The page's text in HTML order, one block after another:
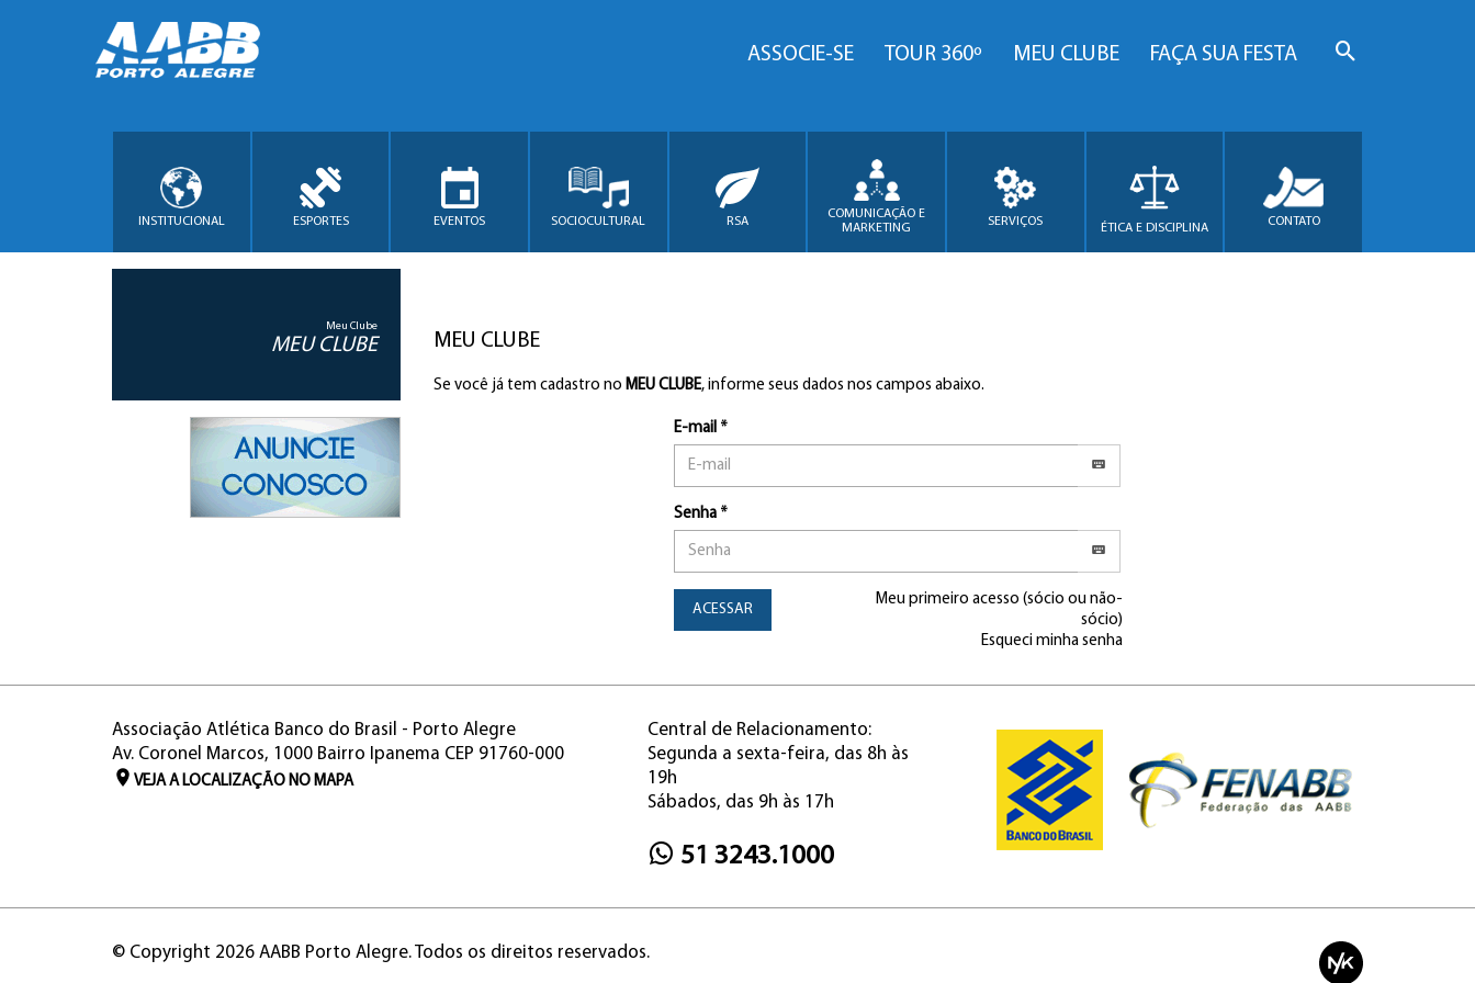
ASSOCIE-SE TOUR 360º MEU CLUBE FAÇA SUA FESTA
INSTITUCIONAL ESPORTES EVENTOS SOCIOCULTURAL RSA
COMUNICAÇÃO E
MARKETING
SERVIÇOS ÉTICA E DISCIPLINA CONTATO
Meu Clube
MEU CLUBE MEU CLUBE
Se você já tem cadastro no MEU CLUBE, informe seus dados nos campos abaixo.
E-mail *
Senha *
ACESSAR
Meu primeiro acesso (sócio ou não-
sócio)
Esqueci minha senha
Associação Atlética Banco do Brasil - Porto Alegre
Av. Coronel Marcos, 1000 Bairro Ipanema CEP 91760-000
VEJA A LOCALIZAÇÃO NO MAPA
Central de Relacionamento:
Segunda a sexta-feira, das 8h às
19h
Sábados, das 9h às 17h
51 3243.1000
© Copyright 2026 AABB Porto Alegre. Todos os direitos reservados.